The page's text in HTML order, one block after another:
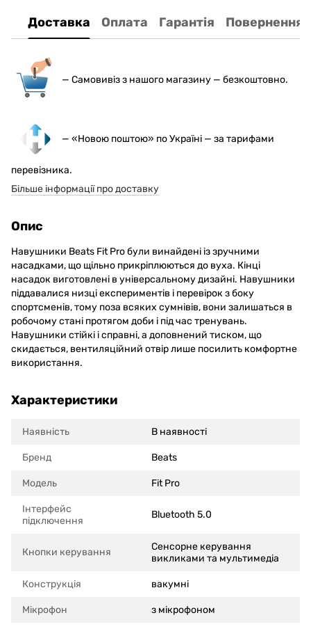
Доставка Оплата Гарантія Повернення
— Самовивіз з нашого магазину — безкоштовно.
— «Новою поштою» по Україні — за тарифами
перевізника.
Більше інформації про доставку
Опис
Навушники Beats Fit Pro були винайдені із зручними
насадками, що щільно прикріплюються до вуха. Кінці
насадок виготовлені в універсальному дизайні. Навушники
піддавалися низці експериментів і перевірок з боку
спортсменів, тому поза всяких сумнівів, вони залишаться в
робочому стані протягом доби і під час тренувань.
Навушники стійкі і справні, а доповнений тиском, що
скидається, вентиляційний отвір лише посилить комфортне
використання.
Характеристики
Наявність В наявності
Бренд Beats
Модель Fit Pro
Інтерфейс
підключення
Bluetooth 5.0
Кнопки керування
Сенсорне керування
викликами та мультимедіа
Конструкція вакумні
Мікрофон з мікрофоном